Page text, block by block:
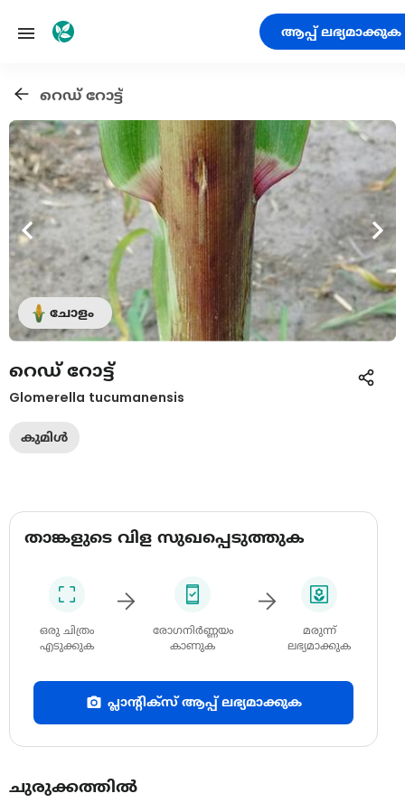
ആപ്പ് ലഭ്യമാക്കുക
റെഡ് റോട്ട്
ചോളം
റെഡ് റോട്ട്
Glomerella tucumanensis
കുമിൾ
താങ്കളുടെ വിള സുഖപ്പെടുത്തുക
ഒരു ചിത്രം
എടുക്കുക
രോഗനിർണ്ണയം
കാണുക
മരുന്ന്
ലഭ്യമാക്കുക
പ്ലാന്റിക്സ് ആപ്പ് ലഭ്യമാക്കുക
ചുരുക്കത്തിൽ